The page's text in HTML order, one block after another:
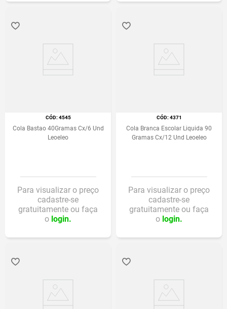
:4545
Cola Bastao 40Gramas Cx/6 Und
Leoeleo
Para visualizar o preço
cadastre-se
gratuitamente ou faça
o login.
:4371
Cola Branca Escolar Liquida 90
Gramas Cx/12 Und Leoeleo
Para visualizar o preço
cadastre-se
gratuitamente ou faça
o login.